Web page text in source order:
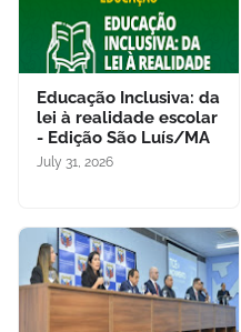
Educação Inclusiva: da
lei à realidade escolar
- Edição São Luís/MA
July 31, 2026